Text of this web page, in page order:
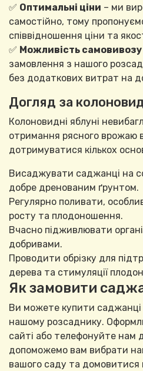
✅ Оптимальні ціни – ми
самостійно, тому
співвідношення ціни та
✅ Можливість самовивозу
замовлення з нашого
без додаткових витрат на
Догляд за
Колоновидні яблуні
отримання рясного врожаю
дотримуватися кількох
Висаджувати саджанці на
добре дренованим ґрунтом.
Регулярно поливати,
росту та плодоношення.
Вчасно підживлювати
добривами.
Проводити обрізку для
дерева та стимуляції
Як замовити
Ви можете купити
нашому розсаднику.
сайті або телефонуйте нам
допоможемо вам вибрати
вашого саду та домовитися